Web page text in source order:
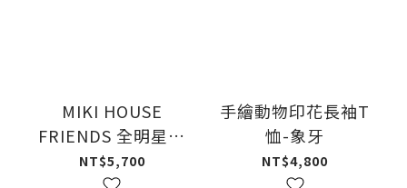
MIKI HOUSE
FRIENDS 全明星長
袖T恤-白
NT$5,700
手繪動物印花長袖T
恤-象牙
NT$4,800